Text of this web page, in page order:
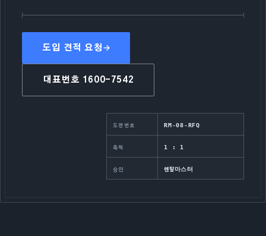
도입 견적 요청
대표번호 1600-7542
도면번호 RM-08-RFQ
축척 1 : 1
승인 렌탈마스터